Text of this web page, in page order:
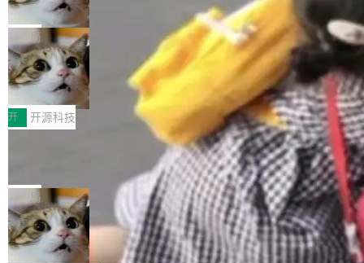
（<a href="https://bugzilla.mozilla.org/show_
bug.cgi?id=204...
orkers 跑了十年 Isolate。用 CEO Matthew Pri
nce 的话说：「我们一生都在用 Isolate 运行代
码，而 AI Agent 不需要容器，它们需要的是 Iso
late。」 容器为什么不合适 容器的问题在于启动
和销毁都太重了。一个 Agent 要执行的任务可能
只需要几毫秒的 CPU 时间，但容器从冷启动到
就绪要花数秒。如果未来有十...
诉讼，称“Apple is getting this wron
g”
上个月，苹果一纸诉状把 OpenAI 告上法庭，指
控其挖角苹果前员工并窃取商业秘密。苹果的诉
状把 OpenAI 描述成一个系统性地从前东家挖
人、套取机密信息的对手。 OpenAI 没发律师
函，也没选择庭外沉默。它在官网贴了一篇博
文，标题只有六个字：Apple is getting this wro
ng。 然后，它把邮件往来和 iMessage 聊天记
录全贴了出来。 他发错人了 苹果外部律师 Gabr
iel Gross 来自 Weil 律所，2 月 23 日下午 5:53
给 OpenAI 总法律顾问 Che Chang 发了封邮
件，附了一封长信，要求 OpenAI 配合调查前苹
果员工带走机密信...
局
HUAWEI MatePad Edge上架WorkBu
ddy鸿蒙PC版，说话就能干活的AI办公
搭子
全能AI工作台WorkBuddy鸿蒙PC版上架HUAWE
I MatePad Edge应用市场，直接下载即可使
用，与鸿蒙电脑上的体验一致。值得一提的是，
这是目前市面上唯一支持平板接入WorkBuddy P
C版的产品，搭载“人机双写”重磅功能——你写
你的，AI写AI的，同屏协作互不干扰。一句话让
AI帮你干活，现在开启全新体验！ 温馨提示：
体验WorkBuddy鸿蒙PC版前，请将 HUAWEI M
atePad Edge 升级至 HarmonyOS 6.1.0.135S
开 开源科技
FFmpeg 9.0 发布：代号“Lei”，以此纪
全球知名开源多媒体框架 FFmpeg 今天正式发
布了 9.0 版本。这个版本除了带来新一代音视频
处理能力和硬件加速支持之外，还有一个特殊之
处：FFmpeg 9.0 的代号是“Lei”。 这个名字，
来自中国开发者雷霄骅（Lei Xiaohua）。 对于
局
亚马逊成本失控：AI 写代码烧掉 1215
万元，超预算 860%
外媒近日曝光了亚马逊的多份内部报告显示，AI